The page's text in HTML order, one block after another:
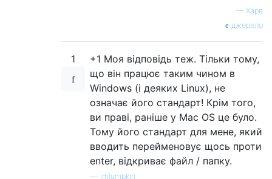
— Харв
джерело
1
+1 Моя відповідь теж. Тільки тому,
що він працює таким чином в
Windows (і деяких Linux), не
означає його стандарт! Крім того,
ви праві, раніше у Mac OS це було.
Тому його стандарт для мене, який
вводить перейменовує щось проти
enter, відкриває файл / папку.
jmlumpkin